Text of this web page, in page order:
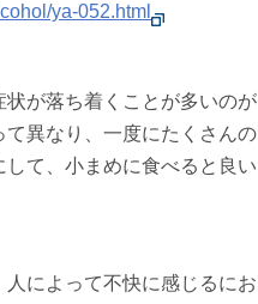
ya-052.html
が落ち着くことが多いのが
異なり、一度にたくさんの
て、小まめに食べると良い
によって不快に感じるにお